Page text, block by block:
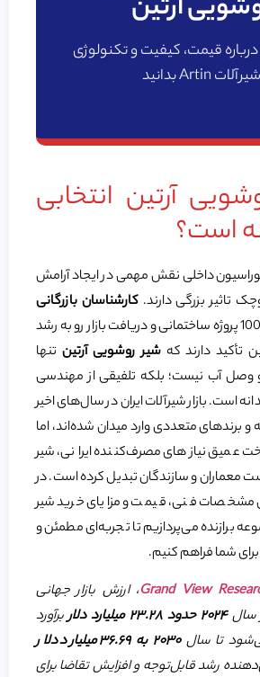
درباره قیمت، کیفیت و تکنولوژی
شیرآلات Artin بدانید
آرتین انتخابی
است؟
داخلی نقش مهمی در ایجاد آرامش
تاثیر بزرگی دارند.کارشناسان بازرگانی
برازنده با تحقیق روی 100 پروژه ساختمانی و دریافت بازار رو به رشد
تأکید دارند کهشیر روشویی آرتین تنها
وصل آب نیست؛ بلکه تلفیقی از مهندسی
است. بازار شیرآلات ایران در سال‌های اخیر
برندهای متعددی وارد میدان شده‌اند، اما
عمیق نیازهای مصرف‌کننده ایرانی، شیر
معماران و سازندگان تبدیل کرده است. در
مشخصات فنی، قیمت و مزایای خرید شیر
برازنده می‌پردازیم تا تجربه‌ای مطمئن و
برای شما فراهم کنیم.
Grand View، ارزش بازار جهانی
۲۰۲۴ حدود ۲۳.۲۸ میلیارد دلار
برآورد
تا سال
۲۰۳۰ به ۳۶.۶۹ میلیارد دلار
رشد قابل‌توجه و افزایش تقاضا برای